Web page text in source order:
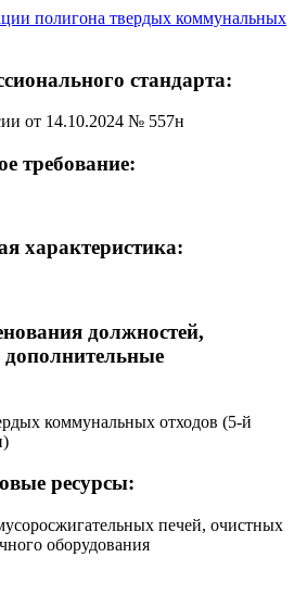
полигона твердых коммунальных
стандарта:
от 14.10.2024 № 557н
требование:
характеристика:
должностей,
коммунальных отходов (5-й
ресурсы:
печей, очистных
оборудования